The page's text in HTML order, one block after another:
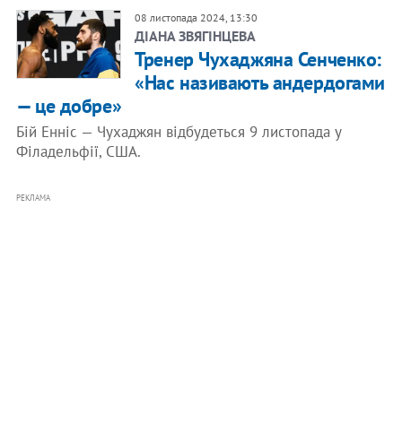
08 листопада 2024, 13:30
ДІАНА ЗВЯГІНЦЕВА
Тренер Чухаджяна Сенченко:
«Нас називають андердогами
— це добре»
Бій Енніс — Чухаджян відбудеться 9 листопада у
Філадельфії, США.
РЕКЛАМА